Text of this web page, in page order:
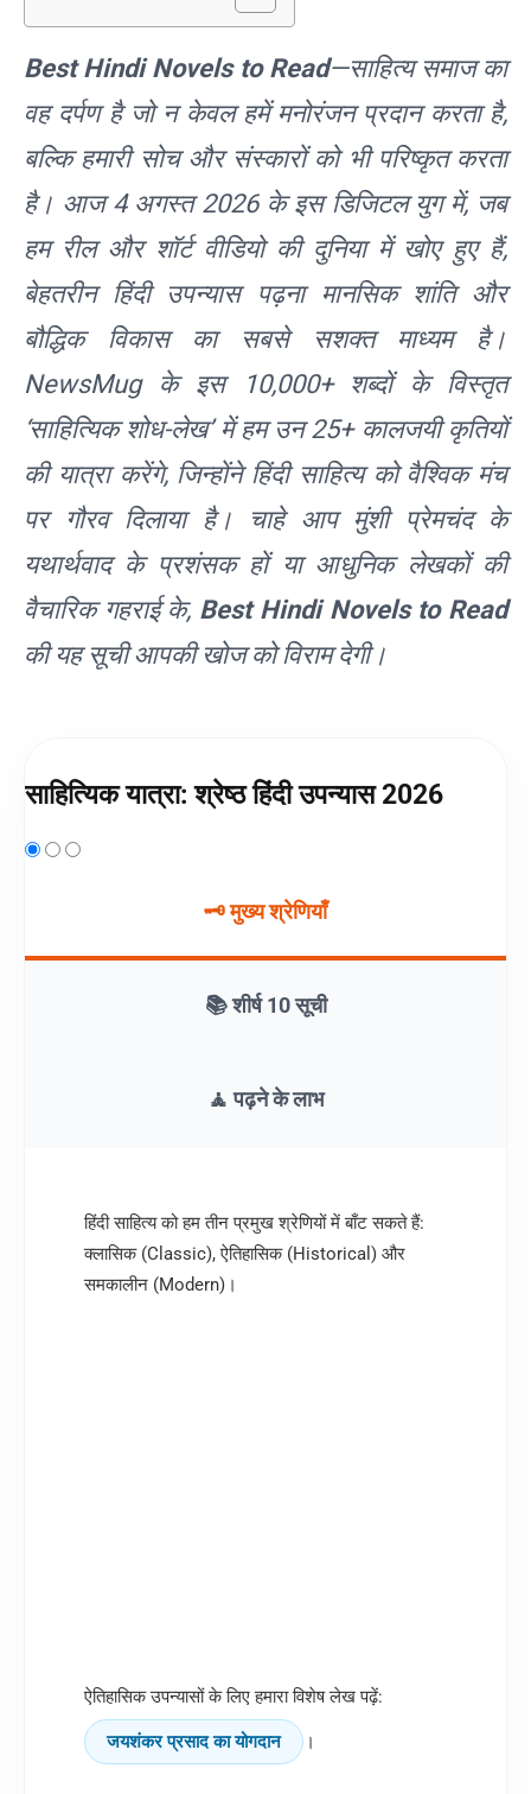
Best Hindi Novels to Read—साहित्य समाज का
वह दर्पण है जो न केवल हमें मनोरंजन प्रदान करता है,
बल्कि हमारी सोच और संस्कारों को भी परिष्कृत करता
है। आज 4 अगस्त 2026 के इस डिजिटल युग में, जब
हम रील और शॉर्ट वीडियो की दुनिया में खोए हुए हैं,
बेहतरीन हिंदी उपन्यास पढ़ना मानसिक शांति और
बौद्धिक विकास का सबसे सशक्त माध्यम है।
NewsMug के इस 10,000+ शब्दों के विस्तृत
‘साहित्यिक शोध-लेख’ में हम उन 25+ कालजयी कृतियों
की यात्रा करेंगे, जिन्होंने हिंदी साहित्य को वैश्विक मंच
पर गौरव दिलाया है। चाहे आप मुंशी प्रेमचंद के
यथार्थवाद के प्रशंसक हों या आधुनिक लेखकों की
वैचारिक गहराई के, Best Hindi Novels to Read
की यह सूची आपकी खोज को विराम देगी।
साहित्यिक यात्रा: श्रेष्ठ हिंदी उपन्यास 2026
🗝️ मुख्य श्रेणियाँ
📚 शीर्ष 10 सूची
🧘 पढ़ने के लाभ
हिंदी साहित्य को हम तीन प्रमुख श्रेणियों में बाँट सकते हैं:
क्लासिक (Classic), ऐतिहासिक (Historical) और
समकालीन (Modern)।
ऐतिहासिक उपन्यासों के लिए हमारा विशेष लेख पढ़ें:
जयशंकर प्रसाद का योगदान ।